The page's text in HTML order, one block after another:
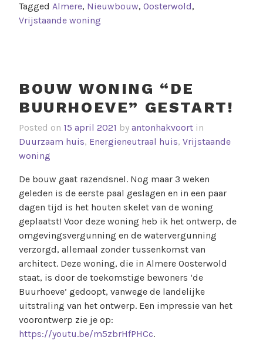
Tagged Almere, Nieuwbouw, Oosterwold,
Vrijstaande woning
BOUW WONING “DE
BUURHOEVE” GESTART!
Posted on 15 april 2021 by antonhakvoort in
Duurzaam huis, Energieneutraal huis, Vrijstaande
woning
De bouw gaat razendsnel. Nog maar 3 weken
geleden is de eerste paal geslagen en in een paar
dagen tijd is het houten skelet van de woning
geplaatst! Voor deze woning heb ik het ontwerp, de
omgevingsvergunning en de watervergunning
verzorgd, allemaal zonder tussenkomst van
architect. Deze woning, die in Almere Oosterwold
staat, is door de toekomstige bewoners ‘de
Buurhoeve’ gedoopt, vanwege de landelijke
uitstraling van het ontwerp. Een impressie van het
voorontwerp zie je op:
https://youtu.be/m5zbrHfPHCc.